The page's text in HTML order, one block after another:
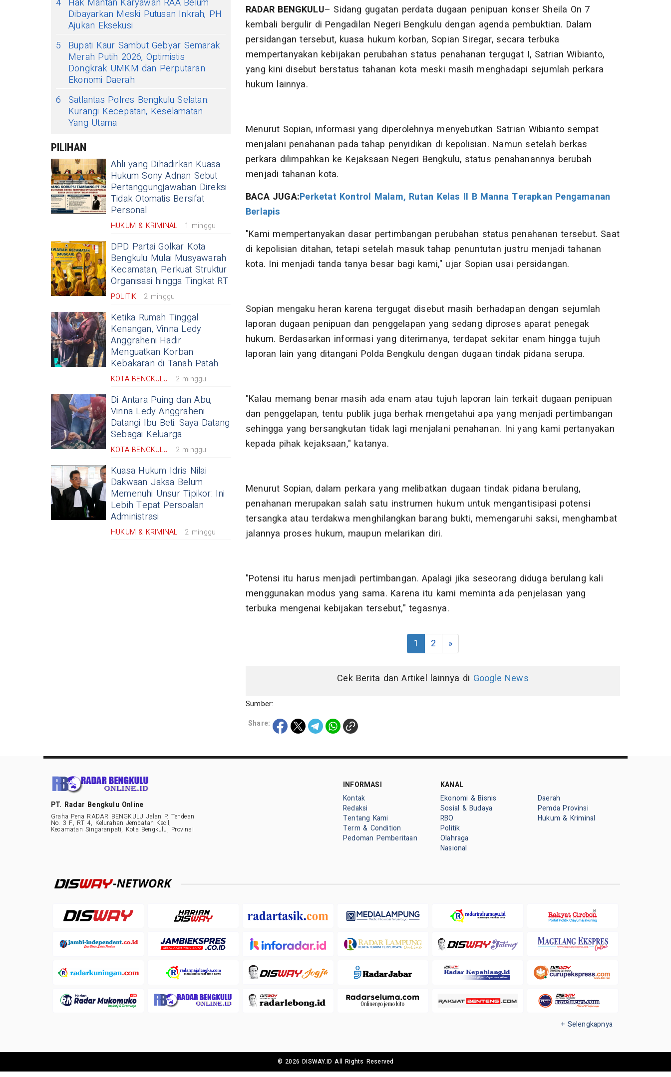
Dibayarkan Meski Putusan Inkrah, PH
Ajukan Eksekusi
5
Bupati Kaur Sambut Gebyar Semarak
Merah Putih 2026, Optimistis
Dongkrak UMKM dan Perputaran
Ekonomi Daerah
6 Satlantas Polres Bengkulu Selatan:
Kurangi Kecepatan, Keselamatan
Yang Utama
PILIHAN
Ahli yang Dihadirkan Kuasa
Hukum Sony Adnan Sebut
Pertanggungjawaban Direksi
Tidak Otomatis Bersifat
Personal
HUKUM & KRIMINAL 1 minggu
DPD Partai Golkar Kota
Bengkulu Mulai Musyawarah
Kecamatan, Perkuat Struktur
Organisasi hingga Tingkat RT
POLITIK 2 minggu
Ketika Rumah Tinggal
Kenangan, Vinna Ledy
Anggraheni Hadir
Menguatkan Korban
Kebakaran di Tanah Patah
KOTA BENGKULU 2 minggu
Di Antara Puing dan Abu,
Vinna Ledy Anggraheni
Datangi Ibu Beti: Saya Datang
Sebagai Keluarga
KOTA BENGKULU 2 minggu
Kuasa Hukum Idris Nilai
Dakwaan Jaksa Belum
Memenuhi Unsur Tipikor: Ini
Lebih Tepat Persoalan
Administrasi
HUKUM & KRIMINAL 2 minggu
RADAR BENGKULU– Sidang gugatan perdata dugaan penipuan konser Sheila On 7
kembali bergulir di Pengadilan Negeri Bengkulu dengan agenda pembuktian. Dalam
persidangan tersebut, kuasa hukum korban, Sopian Siregar, secara terbuka
mempertanyakan kebijakan perubahan status penahanan tergugat I, Satrian Wibianto,
yang kini disebut berstatus tahanan kota meski masih menghadapi sejumlah perkara
hukum lainnya.
Menurut Sopian, informasi yang diperolehnya menyebutkan Satrian Wibianto sempat
menjalani penahanan pada tahap penyidikan di kepolisian. Namun setelah berkas
perkara dilimpahkan ke Kejaksaan Negeri Bengkulu, status penahanannya berubah
menjadi tahanan kota.
BACA JUGA:Perketat Kontrol Malam, Rutan Kelas II B Manna Terapkan Pengamanan
Berlapis
"Kami mempertanyakan dasar pertimbangan perubahan status penahanan tersebut. Saat
di kepolisian ditahan, tetapi setelah masuk tahap penuntutan justru menjadi tahanan
kota. Ini menjadi tanda tanya besar bagi kami," ujar Sopian usai persidangan.
Sopian mengaku heran karena tergugat disebut masih berhadapan dengan sejumlah
laporan dugaan penipuan dan penggelapan yang sedang diproses aparat penegak
hukum. Berdasarkan informasi yang diterimanya, terdapat sekitar enam hingga tujuh
laporan lain yang ditangani Polda Bengkulu dengan dugaan tindak pidana serupa.
"Kalau memang benar masih ada enam atau tujuh laporan lain terkait dugaan penipuan
dan penggelapan, tentu publik juga berhak mengetahui apa yang menjadi pertimbangan
sehingga yang bersangkutan tidak lagi menjalani penahanan. Ini yang kami pertanyakan
kepada pihak kejaksaan," katanya.
Menurut Sopian, dalam perkara yang melibatkan dugaan tindak pidana berulang,
penahanan merupakan salah satu instrumen hukum untuk mengantisipasi potensi
tersangka atau terdakwa menghilangkan barang bukti, memengaruhi saksi, menghambat
jalannya proses hukum, maupun melarikan diri.
"Potensi itu harus menjadi pertimbangan. Apalagi jika seseorang diduga berulang kali
menggunakan modus yang sama. Karena itu kami meminta ada penjelasan yang
terbuka mengenai kebijakan tersebut," tegasnya.
1 2 »
Cek Berita dan Artikel lainnya di Google News
Sumber:
Share:
PT. Radar Bengkulu Online
Graha Pena RADAR BENGKULU Jalan P. Tendean
No. 3 F, RT 4, Kelurahan Jembatan Kecil,
Kecamatan Singaranpati, Kota Bengkulu, Provinsi
INFORMASI
Kontak
Redaksi
Tentang Kami
Term & Condition
Pedoman Pemberitaan
KANAL
Ekonomi & Bisnis
Sosial & Budaya
RBO
Politik
Olahraga
Nasional
Daerah
Pemda Provinsi
Hukum & Kriminal
+ Selengkapnya
© 2026 DISWAY.ID All Rights Reserved